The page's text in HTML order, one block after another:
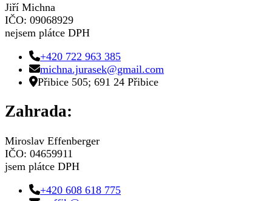
Jiří Michna
IČO: 09068929
nejsem plátce DPH
+420 722 963 385
michna.jurasek@gmail.com
Přibice 505; 691 24 Přibice
Zahrada:
Miroslav Effenberger
IČO: 04659911
jsem plátce DPH
+420 608 618 775